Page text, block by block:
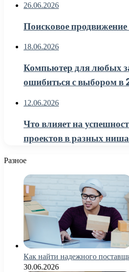
26.06.2026
Поисковое продвижение
18.06.2026
Компьютер для любых
ошибиться с выбором в
12.06.2026
Что влияет на
проектов в разных
Разное
Как найти надежного
30.06.2026